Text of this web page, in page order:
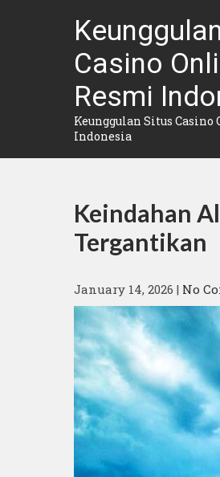
Casino
Resmi
Keunggulan Situs
Indonesia
Keindahan
Tergantikan
January 14, 2026 | No